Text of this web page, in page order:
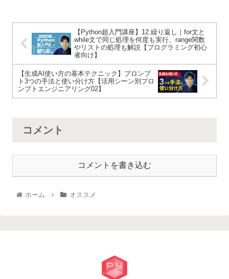
【Python超入門講座】12.繰り返し｜for文と
while文で同じ処理を何度も実行、range関数
やリストの処理も解説【プログラミング初心
者向け】
【生成AI使い方の基本テクニック】プロンプ
ト3つの手法と使い分け方【活用シーン別プロ
ンプトエンジニアリング02】
コメント
コメントを書き込む
ホーム オススメ